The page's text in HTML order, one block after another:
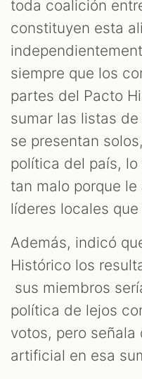
toda coalición
constituyen esta
siempre que los
partes del Pacto
sumar las listas
se presentan
política del país,
tan malo porque
líderes locales
Además, indicó
Histórico los
sus miembros
política de lejos
votos, pero
artificial en esa